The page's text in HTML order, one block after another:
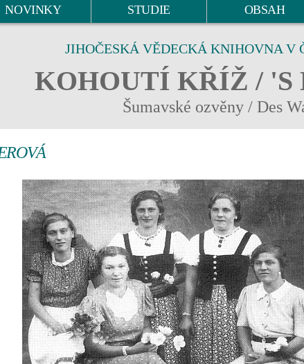
NOVINKY STUDIE OBSAH
JIHOČESKÁ VĚDECKÁ KNIHOVNA V
KOHOUTÍ KŘÍŽ / 'S
Šumavské ozvěny / Des